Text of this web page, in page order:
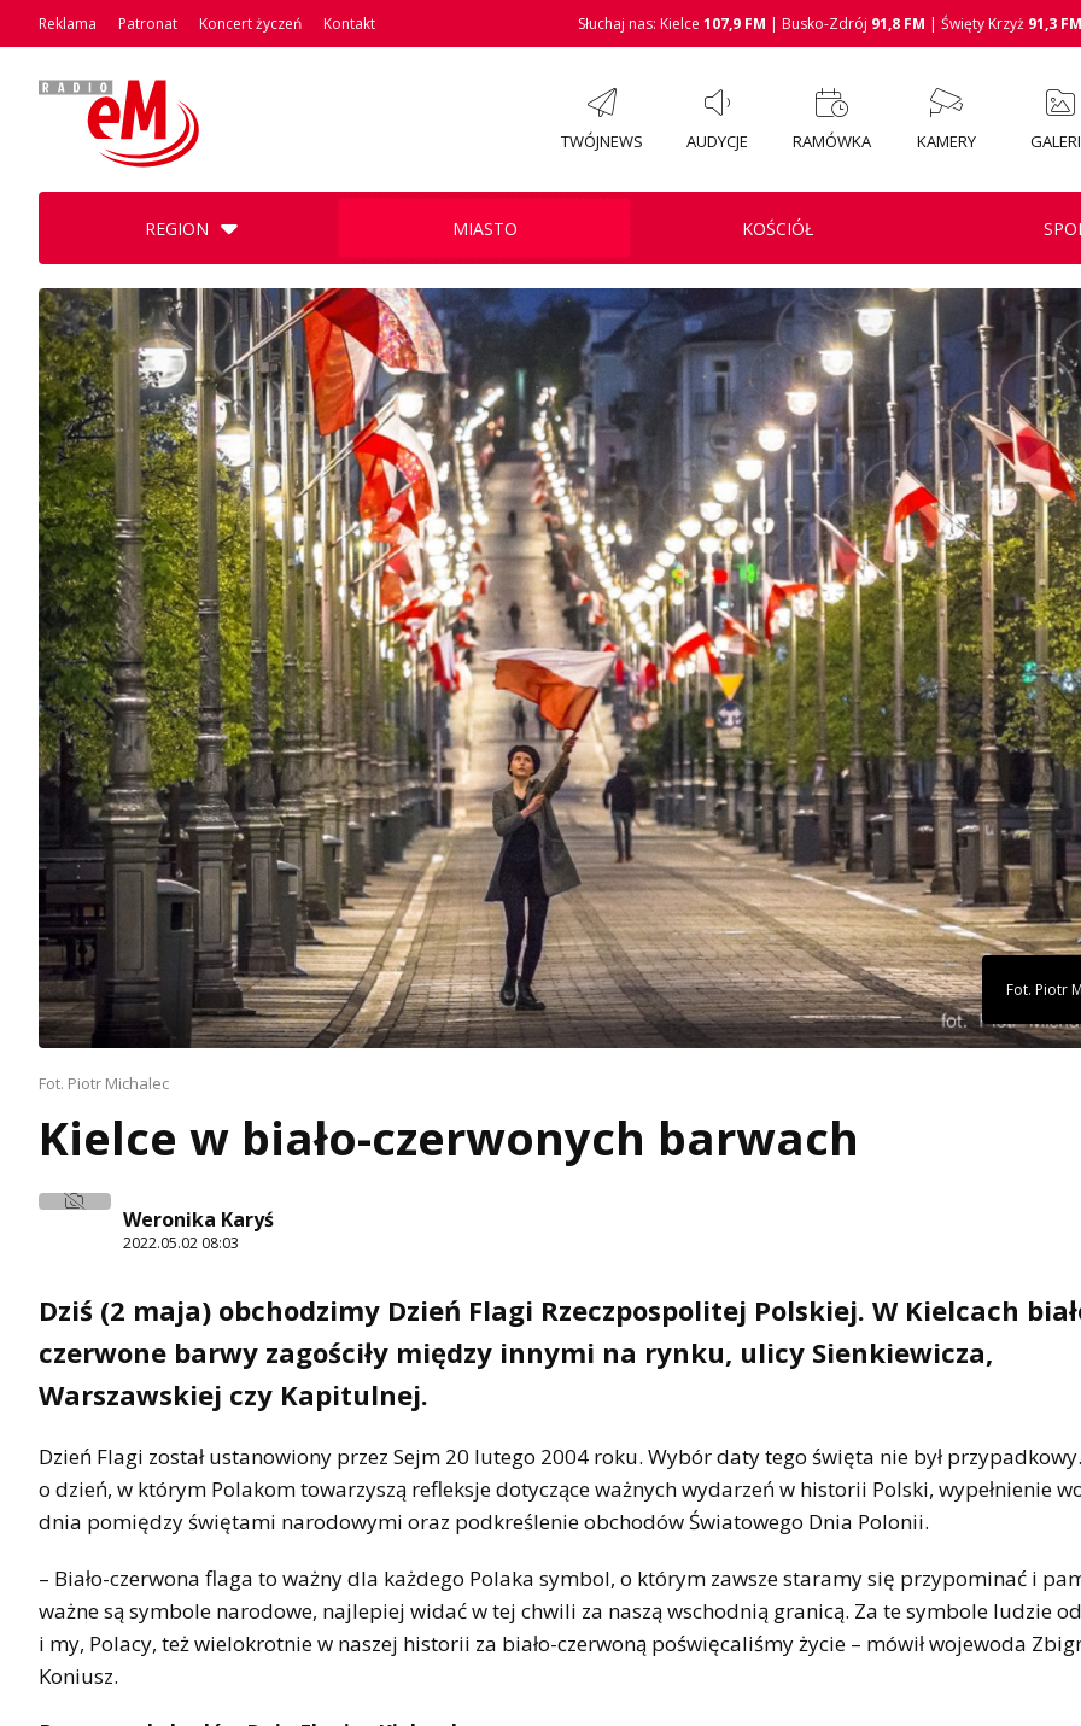
Reklama Patronat Koncert życzeń Kontakt Słuchaj nas: Kielce 107,9 FM | Busko-Zdrój 91,8 FM | Święty Krzyż 91,3 FM
TWÓJNEWS AUDYCJE RAMÓWKA KAMERY
REGION MIASTO KOŚCIÓŁ
Fot. Piotr
Fot. Piotr Michalec
Kielce w biało-czerwonych barwach
Weronika Karyś
2022.05.02 08:03
Dziś (2 maja) obchodzimy Dzień Flagi Rzeczpospolitej Polskiej. W Kielcach
czerwone barwy zagościły między innymi na rynku, ulicy Sienkiewicza,
Warszawskiej czy Kapitulnej.
Dzień Flagi został ustanowiony przez Sejm 20 lutego 2004 roku. Wybór daty tego święta nie był przypadkowy.
o dzień, w którym Polakom towarzyszą refleksje dotyczące ważnych wydarzeń w historii Polski, wypełnienie
dnia pomiędzy świętami narodowymi oraz podkreślenie obchodów Światowego Dnia Polonii.
– Biało-czerwona flaga to ważny dla każdego Polaka symbol, o którym zawsze staramy się przypominać i
ważne są symbole narodowe, najlepiej widać w tej chwili za naszą wschodnią granicą. Za te symbole ludzie
i my, Polacy, też wielokrotnie w naszej historii za biało-czerwoną poświęcaliśmy życie – mówił wojewoda
Koniusz.